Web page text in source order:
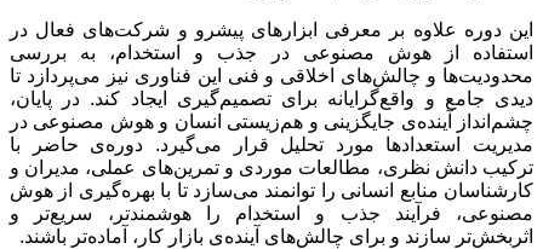
این دوره علاوه بر معرفی ابزارهای پیشرو و شرکت‌های فعال در
استفاده از هوش مصنوعی در جذب و استخدام، به بررسی
محدودیت‌ها و چالش‌های اخلاقی و فنی این فناوری نیز می‌پردازد تا
دیدی جامع و واقع‌گرایانه برای تصمیم‌گیری ایجاد کند. در پایان،
چشم‌انداز آینده‌ی جایگزینی و هم‌زیستی انسان و هوش مصنوعی در
مدیریت استعدادها مورد تحلیل قرار می‌گیرد. دوره‌ی حاضر با
ترکیب دانش نظری، مطالعات موردی و تمرین‌های عملی، مدیران و
کارشناسان منابع انسانی را توانمند می‌سازد تا با بهره‌گیری از هوش
مصنوعی، فرآیند جذب و استخدام را هوشمندتر، سریع‌تر و
اثربخش‌تر سازند و برای چالش‌های آینده‌ی بازار کار، آماده‌تر باشند.